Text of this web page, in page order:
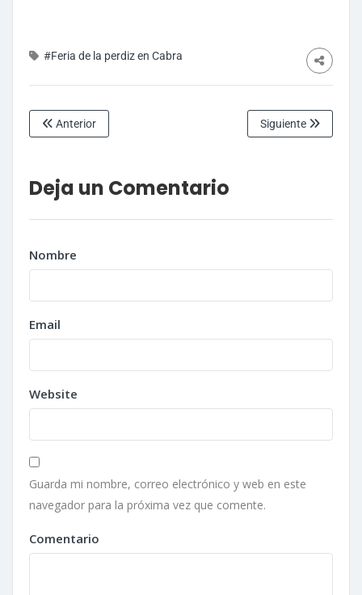
#Feria de la perdiz en Cabra
Anterior Siguiente
Deja un Comentario
Nombre
Email
Website
Guarda mi nombre, correo electrónico y web en este
navegador para la próxima vez que comente.
Comentario